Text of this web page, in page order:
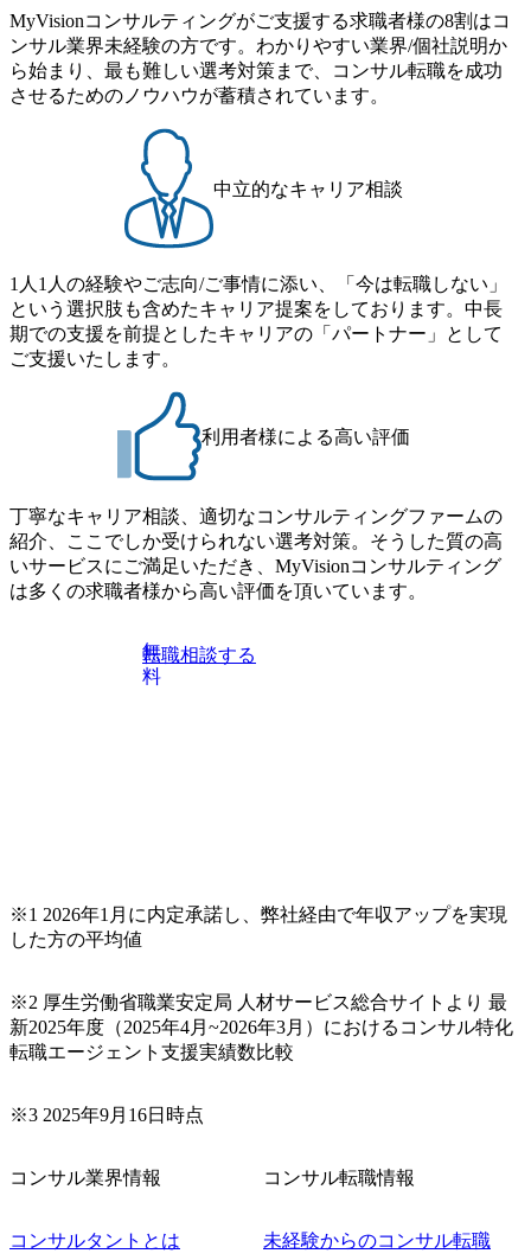
を取得 (https://www.agara.co.jp/article/382811) シンプレクスと
Xspear Consultingが、東京都港区の行政手続き100%デジタル
化を支援 (https://www.afpbb.com/articles/-/3520247) 【未経験
者】 ・年収UPでのオファー ・ワンプールで様々なインダ
流工程、先端技術を学べる環境 【コンサルファーム経験
者】 ・専門領域に軸足を置きながら、他領域にもチャレン
ジできる環境 ・タイトルアップでのオファー ・現職ファー
ムより高いオファー年収 ・実力主義でプロモーションでき
る（ダブルスキップもあり） ・週に1度のアサインｍｔｇで
果、なりたいキャリアを反映できるｐｊにアサインしても
らえる ・シンプレクスというテクノロジーに強い部隊がい
るため、エンジニアの視点からも協業しクライアントへ価
値提供できる ・デリバリー中心の案件もあればセールス中
心の案件もあり、個々の裁量や得意領域に合わせた売り上
げの立て方を選べる ここ1年で社員数60名⇒100名超、売上
今期18億円⇒来期30億円（いずれも約170％アップ）と急成
長中のファームである また、成長中ファームのため優秀な
上司の近くで働けるチャンスも多い(ボストン・コンサルテ
ィング・グループ出身者等 (https://www.xspear.co.jp/member/ta
keto_kajita/)） 多様なメンバー、多様なプロジェクトによる
自己成長機会が多く、新たなチャレンジが可能 100名規模に
も関わらず、外資系戦略コンサルティングファームや総合
り、常に刺激を受けながらプロジェクトワークが可能 総合
コンサルティングファームの名の通り、全方位のクライア
サルティングファームの立ち上げフェーズに関わることが
できる 豊富な経験を持つコンサル経験者の場合は、自らチ
ーションの開発 など) シンプレクスの顧客基盤、エンジニ
アケイパビリティを活かた確度の高い事業立ち上げが経験
できる 2026年8月21日(金) 19:30〜21:30 (19:20開場) 2026年8
く可能性がございます。 このたび、ファーム経験者の方を
できる機会ですので、ぜひご参加ください。 当日はXspear
名参加する予定です！ ●費用 : 無料 虎ノ門ヒルズ付近 ※詳
日2時間15分まで、始業・終業時刻の繰り上げ・繰り下げが
可能 子の看護休暇： 子1人につき5日まで取得でき、1時間
単位で取得することも可能 家族看護休暇： 5日まで取得で
き、1時間単位で取得することも可能 【独身寮、住宅手当制
度など】 独身寮：富山事業所の近くに、白風寮と青風寮の2
つの寮があり、以下の入居基準を満たす方が入居可能で
す。 ＜入居基準＞ ・満33歳までの独身者 ・自宅から勤務地
までの通勤総時間が2時間を超えること 住宅手当： 本社の
近くには独身寮や社宅等が無いため、条件を満たす方には
住宅手当を支給します。 また、独身寮は男性のみの入居と
なるため、入居基準を満たす女性には住宅手当を支給しま
す。 住宅手当は、一般賃貸物件を従業員が契約し、規程で
定める金額を会社が支払います。 その他： 採用時や転勤等
による引っ越し費用は、会社が負担します。 2026年8月18日
(火) 19:00～20:00 2026年8月13日(木) 16:00 応募をご検討され
ている方を対象に、会社説明会を実施予定です。 ● 求人名
・【富山】半導体製造装置の生産エンジニア(製造・生産工
程の管理業務) ※主任候補・リーダークラス ・【砺波】半
導体製造装置の生産エンジニア(製造・生産工程の管理業務)
※顔出しは不要です。ご質問頂く際のみ、顔出ししていた
だければと存じます。
MyVisionコンサルティングがご支援する求職者様の8割はコ
ンサル業界未経験の方です。わかりやすい業界/個社説明か
ら始まり、最も難しい選考対策まで、コンサル転職を成功
させるためのノウハウが蓄積されています。
中立的なキャリア相談
1人1人の経験やご志向/ご事情に添い、「今は転職しない」
という選択肢も含めたキャリア提案をしております。中長
期での支援を前提としたキャリアの「パートナー」として
ご支援いたします。
利用者様による高い評価
丁寧なキャリア相談、適切なコンサルティングファームの
紹介、ここでしか受けられない選考対策。そうした質の高
いサービスにご満足いただき、MyVisionコンサルティング
は多くの求職者様から高い評価を頂いています。
無
料
転職相談する
※1 2026年1月に内定承諾し、弊社経由で年収アップを実現
した方の平均値
※2 厚生労働省職業安定局 人材サービス総合サイトより 最
新2025年度（2025年4月~2026年3月）におけるコンサル特化
転職エージェント支援実績数比較
※3 2025年9月16日時点
コンサル業界情報
コンサルタントとは
コンサル転職情報
未経験からのコンサル転職